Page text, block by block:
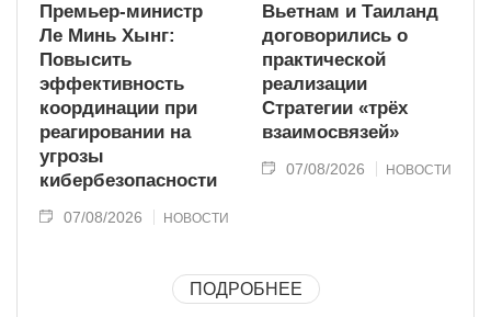
Премьер-министр
Ле Минь Хынг:
Повысить
эффективность
координации при
реагировании на
угрозы
кибербезопасности
07/08/2026 НОВОСТИ
Вьетнам и Таиланд
договорились о
практической
реализации
Стратегии «трёх
взаимосвязей»
07/08/2026 НОВОСТИ
ПОДРОБНЕЕ